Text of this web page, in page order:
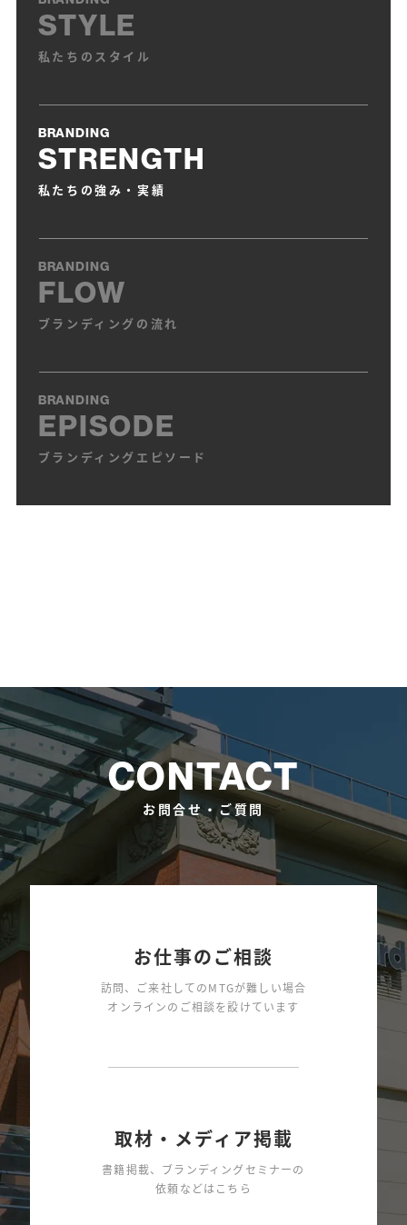
デア」グラフィック社
「魅せる日本語タイトル 漢字・ひらがな・カタカナのデザ
インアイデア」グラフィック社
「プラスアイデア グラフィックス‐目指せ、提案型デザイ
ナー!」パイインターナショナル
「サービスを伝えるデザイン」パイインターナショナル
「デザイントレンドアーカイブvol.3 会社案内特集」パイイ
「構成・レイアウト・デザインで魅せる 学校・施設案内グ
ラフィックス」パイインターナショナル
「捨てずにとっておきたくなるデザインのアイデア」パイイ
「オトナの心をつかむデザイン」パイインターナショナル
「キャラクターでもっと伝わるデザイン」パイインターナシ
ョナル
「コピーが刺さる広告デザイン」グラフィック社
「レイアウトデザイン見本帳」エムディエヌコーポレーシ
ョン
「想いをブランディングする経営」日経BPコンサルティン
グ
「信頼を得たい！インパクトを出したい！日本の名刺デザ
イン・コレクション」グラフィック社
「サービスを伝えるデザイン」パイインターナショナル
「個性が光る！小さな会社のブランディングブック」パイ
「思わず手に取る小型グラフィックス」ビー・エヌ・エヌ
「業種別 企業案内グラフィックス2」パイインターナショナ
STYLE
私たちのスタイル
BRANDING
STRENGTH
私たちの強み・実績
BRANDING
FLOW
ブランディングの流れ
BRANDING
EPISODE
ブランディングエピソード
CONTACT
お問合せ・ご質問
お仕事のご相談
訪問、ご来社してのMTGが難しい場合
オンラインのご相談を設けています
取材・メディア掲載
書籍掲載、ブランディングセミナーの
依頼などはこちら